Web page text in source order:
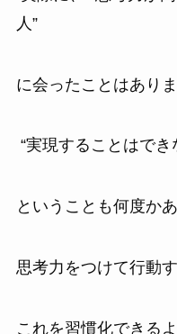
人”
に会ったことはありま
“実現することはでき
ということも何度か
思考力をつけて行動す
これを習慣化できる